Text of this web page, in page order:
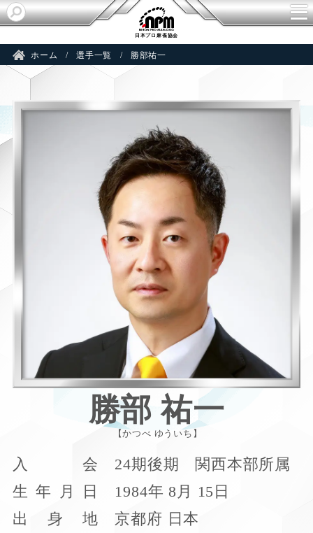
日本プロ麻雀協会
ホーム 選手一覧 勝部祐一
勝部 祐一
かつべ ゆういち
入 会
24期後期 関西本部所属
生 年 月 日
1984年 8月 15日
出
身 地
京都府 日本